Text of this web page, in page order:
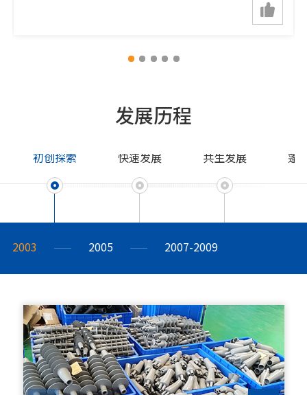
发展历程
初创探索 快速发展 共生发展 蓬
2003 2005 2007-2009